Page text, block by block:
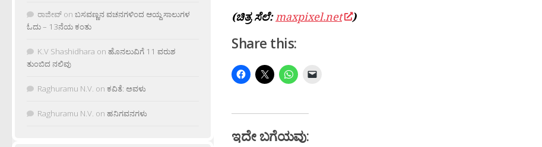
(ಚಿತ್ರ ಸೆಲೆ: maxpixel.net )
Share this:
ಇದೇ ಬಗೆಯವು:
ರಾಜೀವ್ on ಬಸವಣ್ಣನ ವಚನಗಳಿಂದ ಆಯ್ದ ಸಾಲುಗಳ
ಓದು – 13ನೆಯ ಕಂತು
K.V Shashidhara on ಹೊನಲುವಿಗೆ 11 ವರುಶ
ತುಂಬಿದ ನಲಿವು
Raghuramu N.V. on ಕವಿತೆ: ಅವಳು
Raghuramu N.V. on ಹನಿಗವನಗಳು